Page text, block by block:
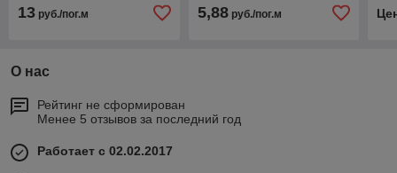
13 руб./пог.м 5,88руб./пог.м
О нас
Рейтинг не сформирован
Менее 5 отзывов за последний год
Работает с 02.02.2017